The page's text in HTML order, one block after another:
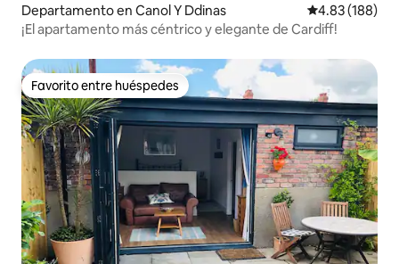
Departamento en Canol Y Ddinas Calificación
4.83 (188)
¡El apartamento más céntrico y elegante de Cardiff!
Favorito entre huéspedes
Favorito entre huéspedes